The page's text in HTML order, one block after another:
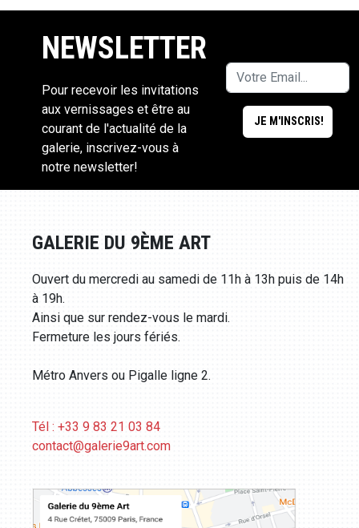
NEWSLETTER
Pour recevoir les invitations
aux vernissages et être au
courant de l'actualité de la
galerie, inscrivez-vous à
notre newsletter!
GALERIE DU 9ÈME ART
Ouvert du mercredi au samedi de 11h à 13h puis de 14h
à 19h.
Ainsi que sur rendez-vous le mardi.
Fermeture les jours fériés.
Métro Anvers ou Pigalle ligne 2.
Tél : +33 9 83 21 03 84
contact@galerie9art.com